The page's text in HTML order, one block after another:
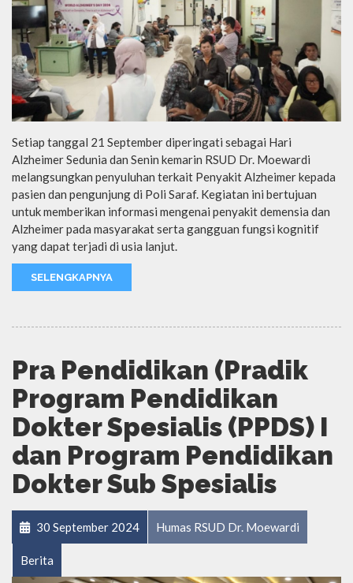
Setiap tanggal 21 September diperingati sebagai Hari
Alzheimer Sedunia dan Senin kemarin RSUD Dr. Moewardi
melangsungkan penyuluhan terkait Penyakit Alzheimer kepada
pasien dan pengunjung di Poli Saraf. Kegiatan ini bertujuan
untuk memberikan informasi mengenai penyakit demensia dan
Alzheimer pada masyarakat serta gangguan fungsi kognitif
yang dapat terjadi di usia lanjut.
SELENGKAPNYA
Pra Pendidikan (Pradik
Program Pendidikan
Dokter Spesialis (PPDS) I
dan Program Pendidikan
Dokter Sub Spesialis
30 September 2024 Humas RSUD Dr. Moewardi
Berita